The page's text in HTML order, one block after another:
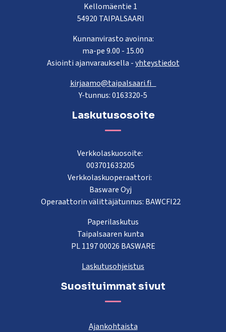
Kellomäentie 1
54920 TAIPALSAARI
Kunnanvirasto avoinna:
ma-pe 9.00 - 15.00
Asiointi ajanvarauksella -yhteystiedot
kirjaamo@taipalsaari.fi
Y-tunnus: 0163320-5
Laskutusosoite
Verkkolaskuosoite:
003701633205
Verkkolaskuoperaattori:
Basware Oyj
Operaattorin välittäjätunnus: BAWCFI22
Paperilaskutus
Taipalsaaren kunta
PL 1197 00026 BASWARE
Laskutusohjeistus
Suosituimmat sivut
Ajankohtaista